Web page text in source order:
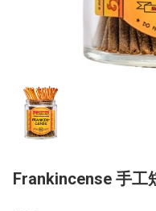
Frankincense 手工